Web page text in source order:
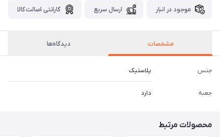
موجود در انبار ارسال سریع گارانتی اصالت کالا
مشخصات دیدگاه‌ها
جنس پلاستیک
جعبه دارد
محصولات مرتبط